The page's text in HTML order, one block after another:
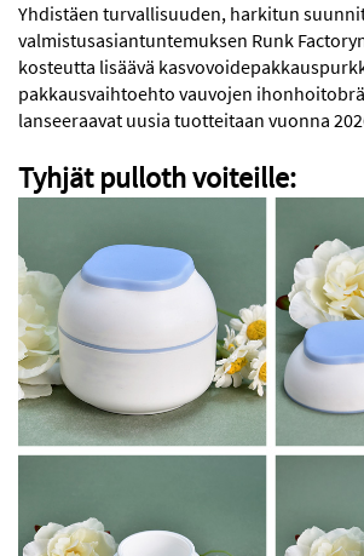
Yhdistäen turvallisuuden, harkitun
valmistusasiantuntemuksen Runk
kosteutta lisäävä
pakkausvaihtoehto vauvojen
lanseeraavat uusia tuotteitaan vuonna
Tyhjät pulloth voiteille: